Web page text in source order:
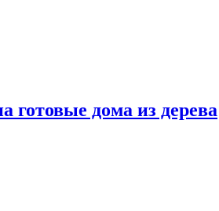
готовые дома из дерева